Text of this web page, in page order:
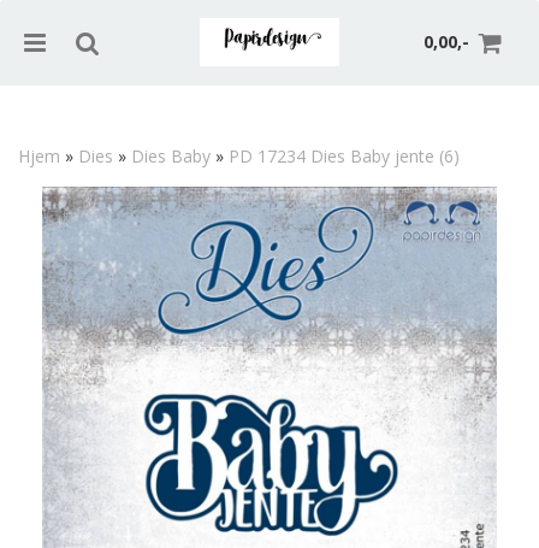
0,00,-
Hjem » Dies » Dies Baby » PD 17234 Dies Baby jente (6)
Nullstill
Trykk ENTER for å søke